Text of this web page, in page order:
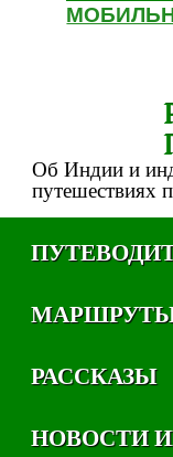
Об Индии и
путешествиях
РАССКАЗЫ
НОВОСТИ